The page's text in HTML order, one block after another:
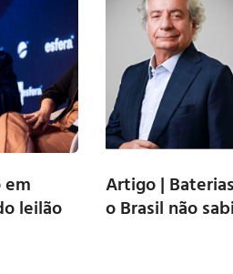
em
leilão
Artigo |
o Brasil não